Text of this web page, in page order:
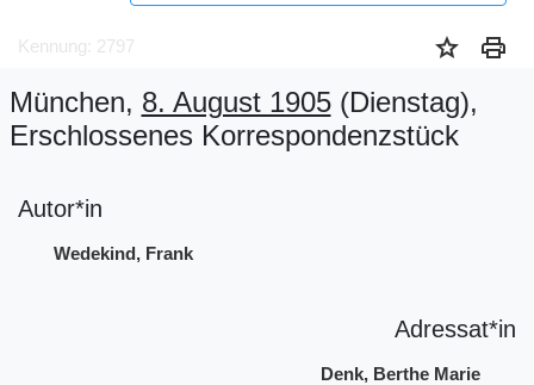
Kennung: 2797 star print
München, 8. August 1905(Dienstag),
Erschlossenes Korrespondenzstück
Autor*in
Wedekind, Frank
Adressat*in
Denk, Berthe Marie